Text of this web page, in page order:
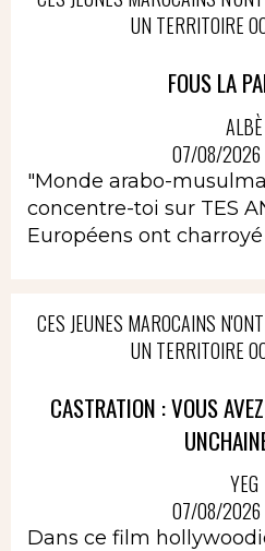
UN TERRITOIRE
FOUS LA
ALBÈ
07/08/2026
"Monde arabo-
concentre-toi sur TES
Européens ont charroyé
CES JEUNES MAROCAINS
UN TERRITOIRE
CASTRATION : VOUS
YEG
07/08/2026
Dans ce film